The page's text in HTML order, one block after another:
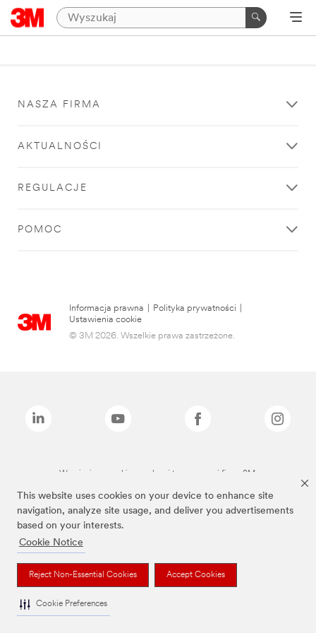
This website uses cookies on your device to enhance site
navigation, analyze site usage, and deliver you advertisements
based on your interests.
Cookie Notice
Reject Non-Essential Cookies Accept Cookies
Cookie Preferences
NASZA FIRMA
AKTUALNOŚCI
REGULACJE
POMOC
Informacja prawna Polityka prywatności
Ustawienia cookie
© 3M 2026. Wszelkie prawa zastrzeżone.
Wymienione marki są znakami towarowymi firmy 3M.